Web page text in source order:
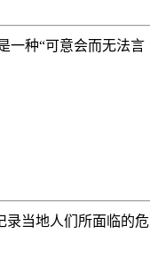
一种“可意会而无法言
录当地人们所面临的危